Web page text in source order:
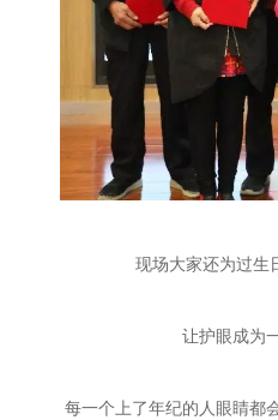
现场大家还为过生
让护眼成为
每一个上了年纪的人眼睛都